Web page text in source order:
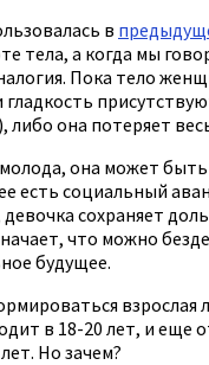
в
а когда мы
Пока тело
она потеряет
она может
есть социальный
сохраняет
что можно
будущее.
в 18-20 лет, и
Но зачем?